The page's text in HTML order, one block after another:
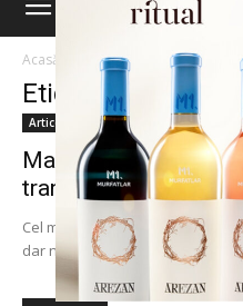
Acasă Etichete Prisecani
Etichetă: Prisecani
Articole
Maricel Popa
trandafiri pentru
Cel mai încăpăţânat om de
dar nu se lasă şi o ia de la capăt.